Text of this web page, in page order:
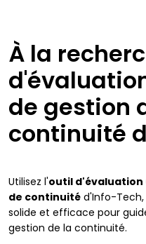
À la
de gestion
continuité
Utilisez l'outil d'évaluation
de continuité d'Info-
solide et efficace pour
gestion de la continuité.